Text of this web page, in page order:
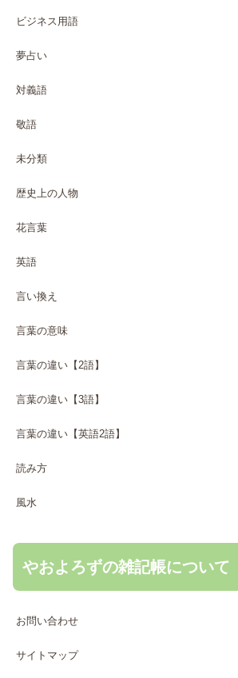
ビジネス用語
夢占い
対義語
敬語
未分類
歴史上の人物
花言葉
英語
言い換え
言葉の意味
言葉の違い【2語】
言葉の違い【3語】
言葉の違い【英語2語】
読み方
風水
やおよろずの雑記帳について
お問い合わせ
サイトマップ